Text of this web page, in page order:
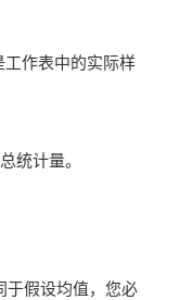
作表中的实际样
统计量。
于假设均值，您必